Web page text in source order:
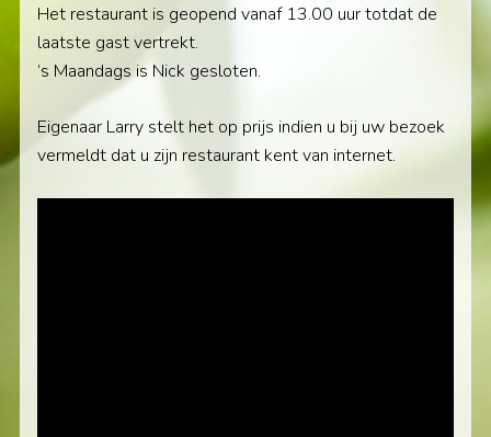
Het restaurant is geopend vanaf 13.00 uur totdat de
laatste gast vertrekt.
’s Maandags is Nick gesloten.
Eigenaar Larry stelt het op prijs indien u bij uw bezoek
vermeldt dat u zijn restaurant kent van internet.